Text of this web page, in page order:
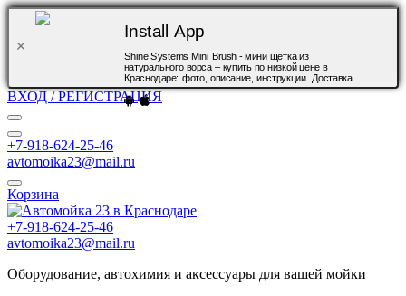
Install App
Shine Systems Mini Brush - мини щетка из
натурального ворса – купить по низкой цене в
Краснодаре: фото, описание, инструкции. Доставка.
ВХОД / РЕГИСТРАЦИЯ
+7-918-624-25-46
avtomoika23@mail.ru
Корзина
+7-918-624-25-46
avtomoika23@mail.ru
Оборудование, автохимия и аксессуары для вашей мойки